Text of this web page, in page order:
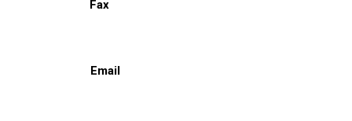
Fax
Email